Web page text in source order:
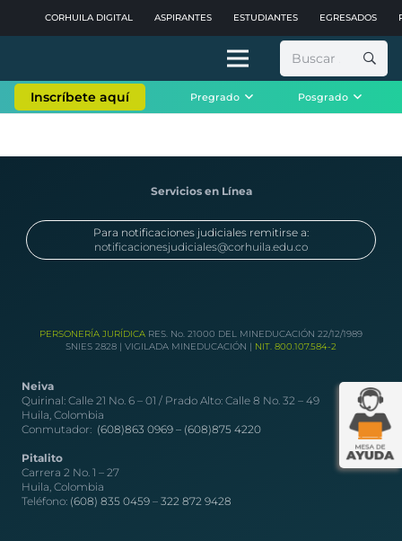
CORHUILA DIGITAL ASPIRANTES ESTUDIANTES EGRESADOS
Buscar:
Inscríbete aquí Pregrado Posgrado
Servicios en Línea
Para notificaciones judiciales remitirse a:
notificacionesjudiciales@corhuila.edu.co
PERSONERÍA JURÍDICA RES. No. 21000 DEL MINEDUCACIÓN 22/12/1989
SNIES 2828 | VIGILADA MINEDUCACIÓN | NIT. 800.107.584-2
Neiva
Quirinal: Calle 21 No. 6 – 01 / Prado Alto: Calle 8 No. 32 – 49
Huila, Colombia
Conmutador: (608)863 0969 – (608)875 4220
Pitalito
Carrera 2 No. 1 – 27
Huila, Colombia
Teléfono: (608) 835 0459 – 322 872 9428